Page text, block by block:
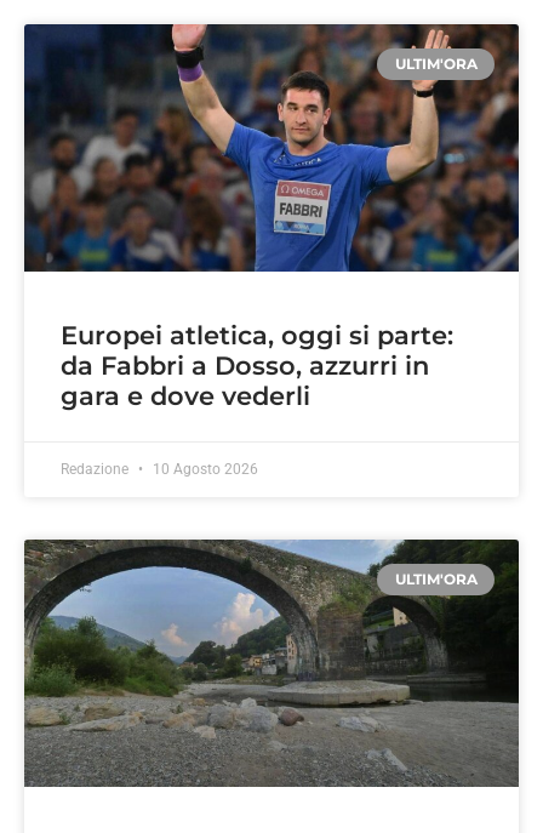
ULTIM'ORA
Europei atletica, oggi si parte:
da Fabbri a Dosso, azzurri in
gara e dove vederli
Redazione 10 Agosto 2026
ULTIM'ORA